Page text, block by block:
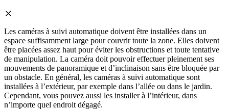
Les caméras à suivi automatique doivent être installées dans un
espace suffisamment large pour couvrir toute la zone. Elles doivent
être placées assez haut pour éviter les obstructions et toute tentative
de manipulation. La caméra doit pouvoir effectuer pleinement ses
mouvements de panoramique et d’inclinaison sans être bloquée par
un obstacle. En général, les caméras à suivi automatique sont
installées à l’extérieur, par exemple dans l’allée ou dans le jardin.
Cependant, vous pouvez aussi les installer à l’intérieur, dans
n’importe quel endroit dégagé.